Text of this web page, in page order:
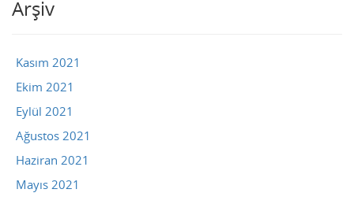
Arşiv
Kasım 2021
Ekim 2021
Eylül 2021
Ağustos 2021
Haziran 2021
Mayıs 2021